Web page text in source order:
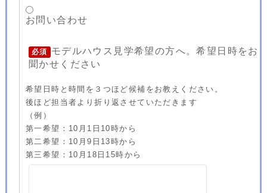
お問い合わせ
必須
モデルハウス見学希望の方へ。希望日時をお
聞かせください
希望日時と時間を３つほど候補をお教えください。
後ほど担当者より折り返させていただきます
（例）
第一希望：10月1日10時から
第二希望：10月9日13時から
第三希望：10月18日15時から